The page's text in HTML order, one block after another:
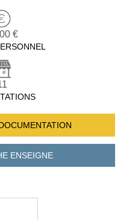
€
ENSEIGNE